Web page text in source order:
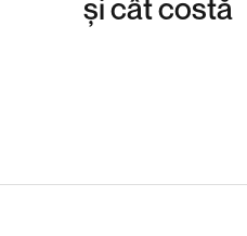
și cât costă